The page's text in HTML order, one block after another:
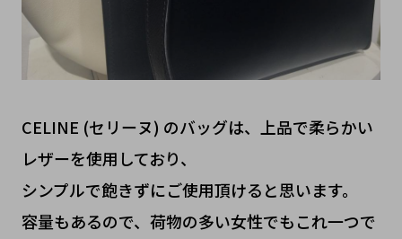
CELINE (セリーヌ) のバッグは、上品で柔らかい
レザーを使用しており、
シンプルで飽きずにご使用頂けると思います。
容量もあるので、荷物の多い女性でもこれ一つで